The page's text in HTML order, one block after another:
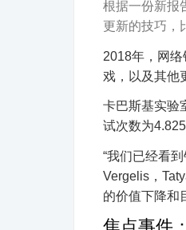
根据一份新报
更新的技巧，
2018年，网
戏，以及其他
卡巴斯基实验
试次数为
“我们已经看
Vergelis，
的价值下降和
焦点事件